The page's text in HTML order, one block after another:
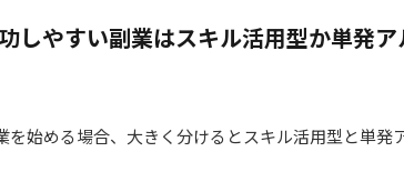
しやすい副業はスキル活用型か単発ア
を始める場合、大きく分けるとスキル活用型と単発